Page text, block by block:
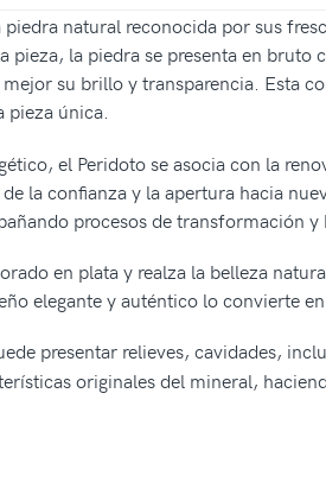
piedra natural reconocida por sus
pieza, la piedra se presenta en
su brillo y transparencia. Esta
pieza única.
el Peridoto se asocia con la
la confianza y la apertura hacia
procesos de transformación y
en plata y realza la belleza
elegante y auténtico lo convierte
presentar relieves, cavidades,
originales del mineral,